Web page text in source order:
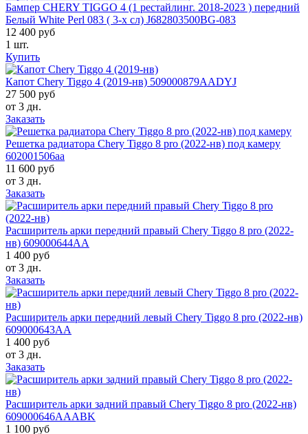
Бампер CHERY TIGGO 4 (1 рестайлинг. 2018-2023 ) передний
Белый White Perl 083 ( 3-х сл) J682803500BG-083
12 400 руб
1 шт.
Купить
Капот Chery Tiggo 4 (2019-нв) 509000879AADYJ
27 500 руб
от 3 дн.
Заказать
Решетка радиатора Chery Tiggo 8 pro (2022-нв) под камеру
602001506aa
11 600 руб
от 3 дн.
Заказать
Расширитель арки передний правый Chery Tiggo 8 pro (2022-
нв) 609000644AA
1 400 руб
от 3 дн.
Заказать
Расширитель арки передний левый Chery Tiggo 8 pro (2022-нв)
609000643AA
1 400 руб
от 3 дн.
Заказать
Расширитель арки задний правый Chery Tiggo 8 pro (2022-нв)
609000646AAABK
1 100 руб